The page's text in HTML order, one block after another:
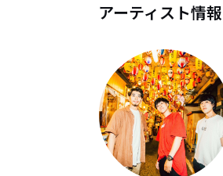
アーティスト情報